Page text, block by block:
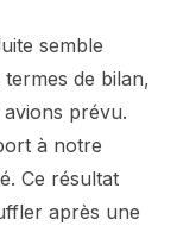
semble
de bilan,
prévu.
à notre
Ce résultat
après une